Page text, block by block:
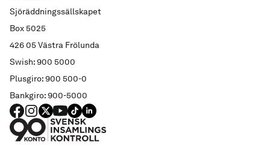
Sjöräddningssällskapet
Box 5025
426 05 Västra Frölunda
Swish: 900 5000
Plusgiro: 900 500-0
Bankgiro: 900-5000
FACEBOOK
Instagram
X YouTube
TIKTOKLINKED IN